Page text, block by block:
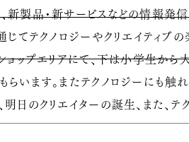
新製品・新サービスなどの情報発
じてテクノロジーやクリエイティブ
ョップエリアにて、下は小学生から
います。またテクノロジーにも
日のクリエイターの誕生、また、